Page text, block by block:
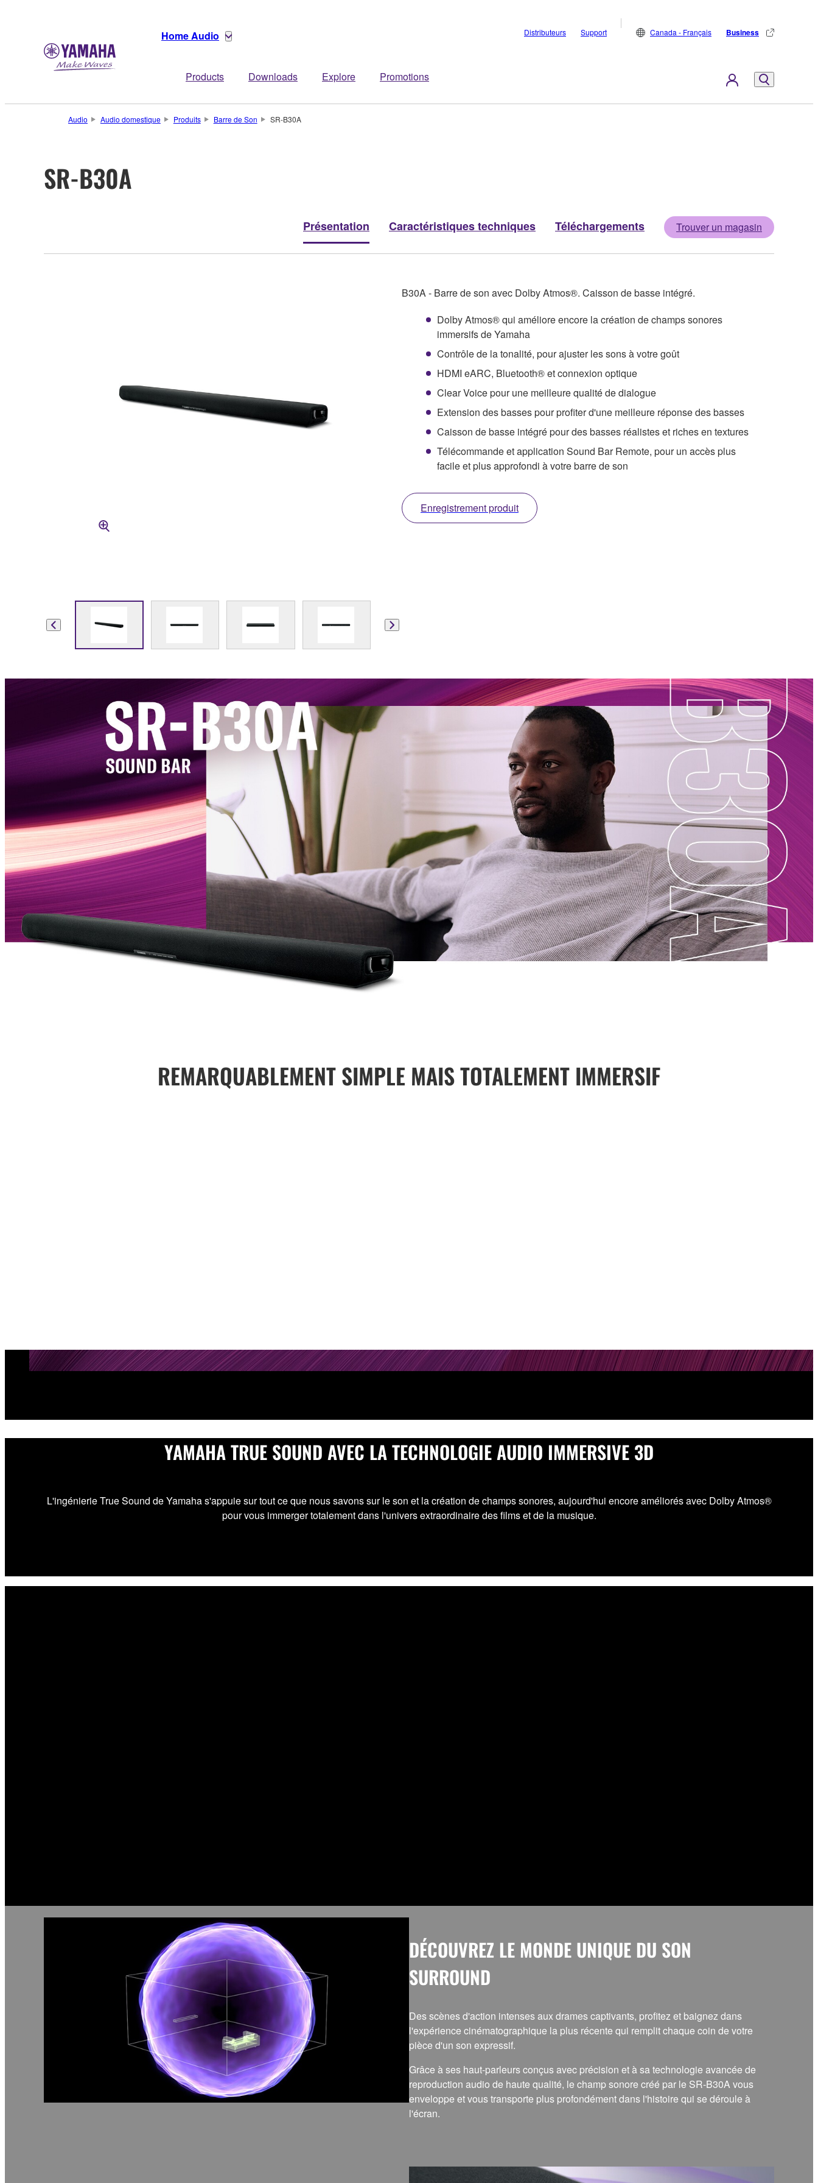
Home Audio
Products Downloads Explore Promotions
Distributeurs Support Canada - Français Business
Audio Audio domestique Produits Barre de Son SR-B30A
SR-B30A
Présentation Caractéristiques techniques Téléchargements Trouver un magasin
B30A - Barre de son avec Dolby Atmos®. Caisson de basse intégré.
Dolby Atmos® qui améliore encore la création de champs sonores
immersifs de Yamaha
Contrôle de la tonalité, pour ajuster les sons à votre goût
HDMI eARC, Bluetooth® et connexion optique
Clear Voice pour une meilleure qualité de dialogue
Extension des basses pour profiter d'une meilleure réponse des basses
Caisson de basse intégré pour des basses réalistes et riches en textures
Télécommande et application Sound Bar Remote, pour un accès plus
facile et plus approfondi à votre barre de son
Enregistrement produit
REMARQUABLEMENT SIMPLE MAIS TOTALEMENT IMMERSIF
YAMAHA TRUE SOUND AVEC LA TECHNOLOGIE AUDIO IMMERSIVE 3D
L'ingénierie True Sound de Yamaha s'appuie sur tout ce que nous savons sur le son et la création de champs sonores, aujourd'hui encore améliorés avec Dolby Atmos®
pour vous immerger totalement dans l'univers extraordinaire des films et de la musique.
DÉCOUVREZ LE MONDE UNIQUE DU SON
SURROUND
Des scènes d'action intenses aux drames captivants, profitez et baignez dans
l'expérience cinématographique la plus récente qui remplit chaque coin de votre
pièce d'un son expressif.
Grâce à ses haut-parleurs conçus avec précision et à sa technologie avancée de
reproduction audio de haute qualité, le champ sonore créé par le SR-B30A vous
enveloppe et vous transporte plus profondément dans l'histoire qui se déroule à
l'écran.